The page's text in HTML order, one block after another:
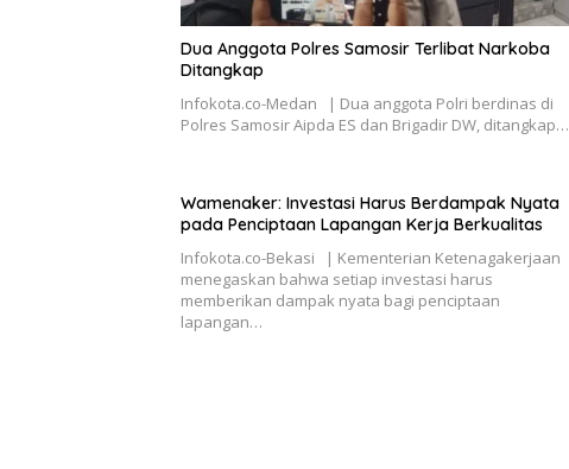
Dua Anggota Polres Samosir Terlibat Narkoba
Ditangkap
Infokota.co-Medan | Dua anggota Polri berdinas di
Polres Samosir Aipda ES dan Brigadir DW, ditangkap…
Wamenaker: Investasi Harus Berdampak Nyata
pada Penciptaan Lapangan Kerja Berkualitas
Infokota.co-​Bekasi | Kementerian Ketenagakerjaan
menegaskan bahwa setiap investasi harus
memberikan dampak nyata bagi penciptaan
lapangan…